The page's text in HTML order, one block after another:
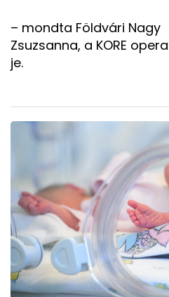
– mondta Földvári Nagy
Zsuzsanna, a KORE
je.